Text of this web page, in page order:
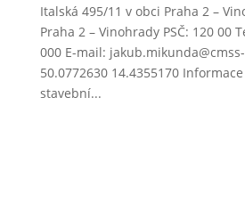
Italská 495/11 v obci Praha 2 –
Praha 2 – Vinohrady PSČ: 120 00
000 E-mail: jakub.mikunda@cmss-
50.0772630 14.4355170
stavební...